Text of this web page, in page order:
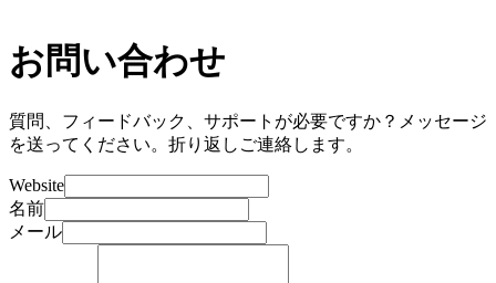
お問い合わせ
質問、フィードバック、サポートが必要ですか？メッセージ
を送ってください。折り返しご連絡します。
Website
名前
メール